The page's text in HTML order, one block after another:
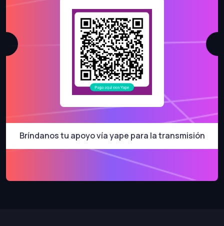
Bríndanos tu apoyo vía yape para la transmisión